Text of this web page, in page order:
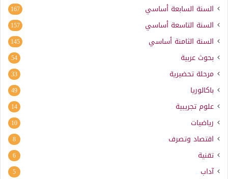
السنة السابعة أساسي 167
السنة التاسعة أساسي 157
السنة الثامنة أساسي 145
بحوث عربية 54
مرحلة تحضيرية 33
باكالوريا 49
علوم تجريبية 14
رياضيات 10
اقتصاد وتصرف 8
تقنية 6
آداب 5